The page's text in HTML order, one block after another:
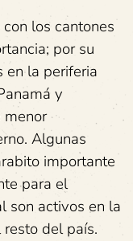
los cantones
por su
en la periferia
y
menor
Algunas
importante
para el
son activos en la
del país.